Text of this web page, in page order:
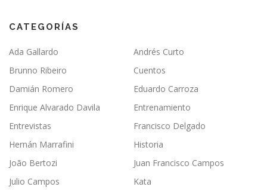
CATEGORÍAS
Ada Gallardo
Andrés Curto
Brunno Ribeiro
Cuentos
Damián Romero
Eduardo Carroza
Enrique Alvarado Davila
Entrenamiento
Entrevistas
Francisco Delgado
Hernán Marrafini
Historia
João Bertozi
Juan Francisco Campos
Julio Campos
Kata